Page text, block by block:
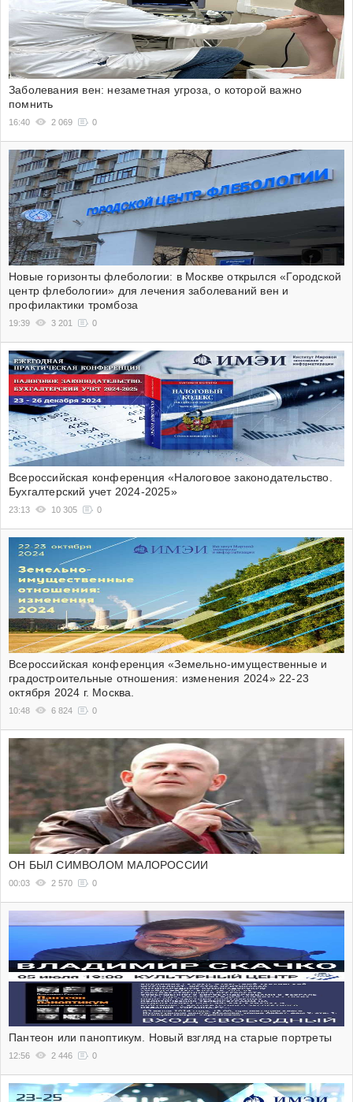
Заболевания вен: незаметная угроза, о которой важно
помнить
16:40 2 069 0
Новые горизонты флебологии: в Москве открылся «Городской
центр флебологии» для лечения заболеваний вен и
профилактики тромбоза
19:39 3 201 0
Всероссийская конференция «Налоговое законодательство.
Бухгалтерский учет 2024-2025»
23:13 10 305 0
Всероссийская конференция «Земельно-имущественные и
градостроительные отношения: изменения 2024» 22-23
октября 2024 г. Москва.
10:48 6 824 0
ОН БЫЛ СИМВОЛОМ МАЛОРОССИИ
00:03 2 570 0
Пантеон или паноптикум. Новый взгляд на старые портреты
12:56 2 446 0